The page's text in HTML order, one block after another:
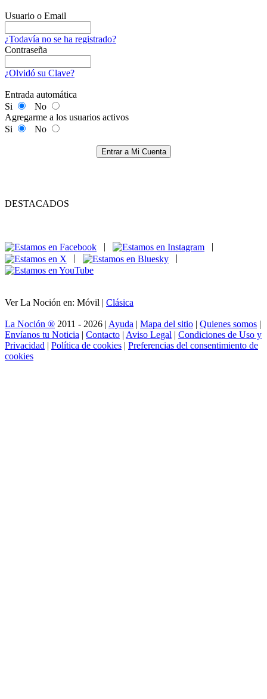
Usuario o Email
¿Todavía no se ha registrado?
Contraseña
¿Olvidó su Clave?
Entrada automática
Si
No
Agregarme a los usuarios activos
Si
No
Entrar a Mi Cuenta
DESTACADOS
|
|
|
|
Ver La Noción en: Móvil | Clásica
La Noción ® 2011 - 2026 | Ayuda | Mapa del sitio | Quienes somos |
Envíanos tu Noticia | Contacto | Aviso Legal | Condiciones de Uso y
Privacidad | Política de cookies | Preferencias del consentimiento de
cookies